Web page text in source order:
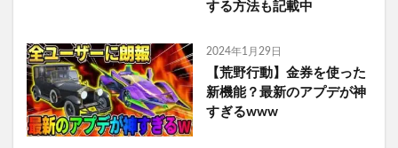
する方法も記載中
2024年1月29日
【荒野行動】金券を使った
新機能？最新のアプデが神
すぎるwww